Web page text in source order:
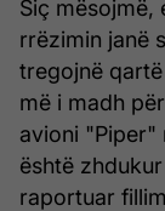
Siç mësojmë,
rrëzimin janë
tregojnë
më i madh
avioni "Piper"
është
raportuar